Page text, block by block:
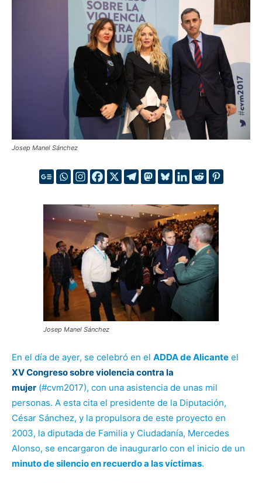
Josep Manel Sánchez
Josep Manel Sánchez
En el día de ayer, se celebró en el ADDA de Alicante el
XV Congreso sobre violencia contra la
mujer (#cvm2017), con una asistencia de unas mil
personas. A esta cita el presidente de la Diputación,
César Sánchez, y la propulsora de este proyecto en
2003, la diputada de Familia y Ciudadanía, Mercedes
Alonso, se encargaron de inaugurarlo con el inicio de un
minuto de silencio en recuerdo a las víctimas.